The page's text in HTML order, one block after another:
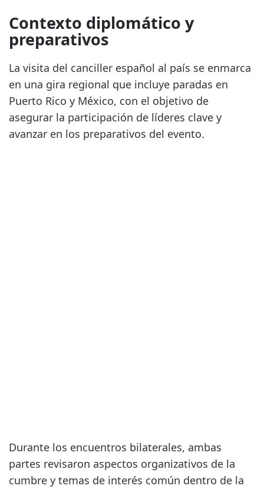
Contexto diplomático y
preparativos
La visita del canciller español al país se enmarca
en una gira regional que incluye paradas en
Puerto Rico y México, con el objetivo de
asegurar la participación de líderes clave y
avanzar en los preparativos del evento.
Durante los encuentros bilaterales, ambas
partes revisaron aspectos organizativos de la
cumbre y temas de interés común dentro de la